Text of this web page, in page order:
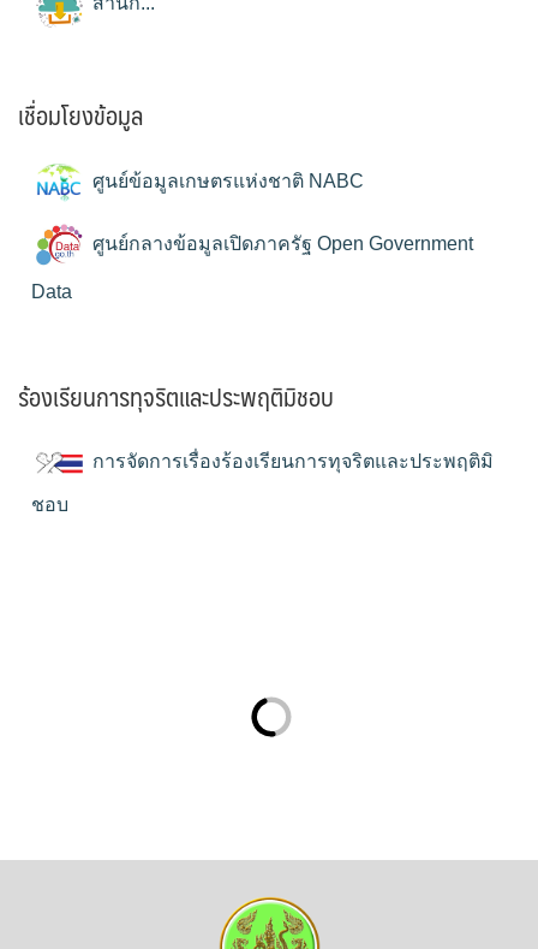
เชื่อมโยงข้อมูล
ศูนย์ข้อมูลเกษตรแห่งชาติ NABC
ศูนย์กลางข้อมูลเปิดภาครัฐ Open Government
Data
ร้องเรียนการทุจริตและประพฤติมิชอบ
การจัดการเรื่องร้องเรียนการทุจริตและประพฤติมิ
ชอบ